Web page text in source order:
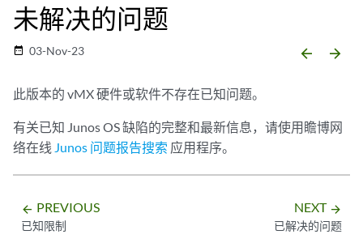
未解决的问题
date_range 03-Nov-23 arrow_backward arrow_forward
此版本的 vMX 硬件或软件不存在已知问题。
有关已知 Junos OS 缺陷的完整和最新信息，请使用瞻博网
络在线 Junos 问题报告搜索 应用程序。
arrow_backward PREVIOUS
已知限制
NEXT arrow_forward
已解决的问题